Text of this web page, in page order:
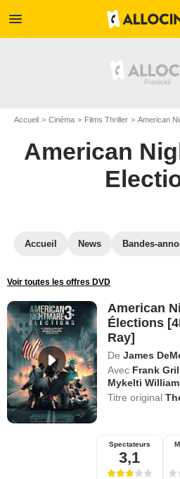
menu
Accueil Cinéma Films Thriller American
American
Accueil News Bandes-
Voir toutes les offres DVD
American
Élections
Ray]
De James
Avec Frank
Mykelti
Titre original
Spectateurs
3,1